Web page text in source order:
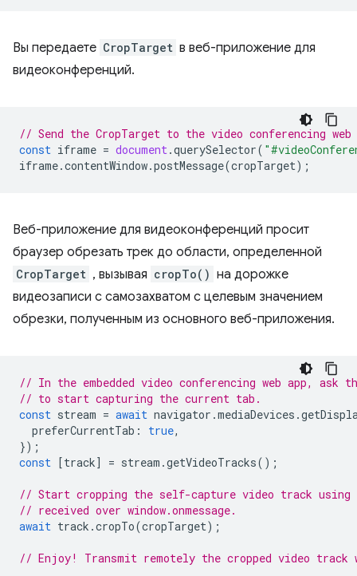
Вы передаете CropTarget в веб-приложение для
видеоконференций.
// Send the CropTarget to the video conferencing web
const iframe = document .querySelector(
iframe.contentWindow.postMessage(cropTarget);
Веб-приложение для видеоконференций просит
браузер обрезать трек до области, определенной
CropTarget , вызывая cropTo() на дорожке
видеозаписи с самозахватом с целевым значением
обрезки, полученным из основного веб-приложения.
// In the embedded video conferencing web app, ask
// to start capturing the current tab.
const stream = await navigator .mediaDevices .
preferCurrentTab : true,
});
const [track] = stream .getVideoTracks();
// Start cropping the self-capture video track using
// received over window.onmessage.
await track .cropTo(cropTarget);
// Enjoy! Transmit remotely the cropped video track